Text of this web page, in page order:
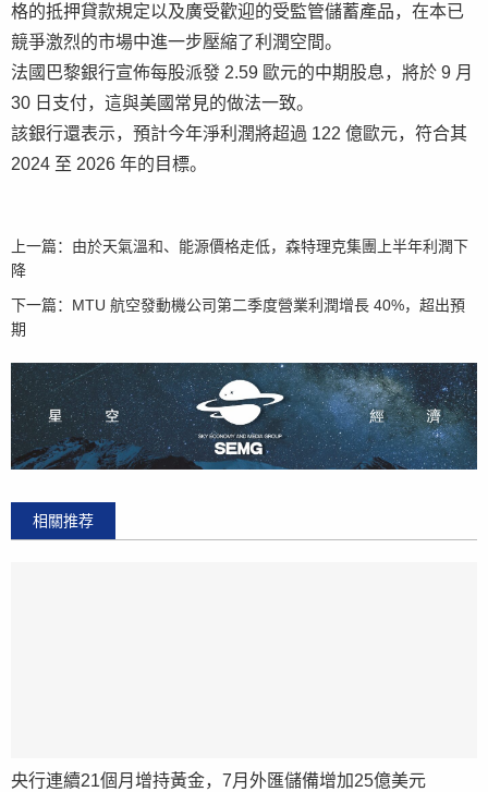
格的抵押貸款規定以及廣受歡迎的受監管儲蓄產品，在本已
競爭激烈的市場中進一步壓縮了利潤空間。
法國巴黎銀行宣佈每股派發 2.59 歐元的中期股息，將於 9 月
30 日支付，這與美國常見的做法一致。
該銀行還表示，預計今年淨利潤將超過 122 億歐元，符合其
2024 至 2026 年的目標。
上一篇： 由於天氣溫和、能源價格走低，森特理克集團上半年利潤下
降
下一篇： MTU 航空發動機公司第二季度營業利潤增長 40%，超出預
期
相關推荐
央行連續21個月增持黃金，7月外匯儲備增加25億美元